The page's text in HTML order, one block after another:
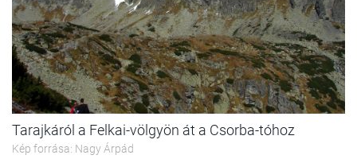
Tarajkáról a Felkai-völgyön át a Csorba-tóhoz
Kép forrása: Nagy Árpád